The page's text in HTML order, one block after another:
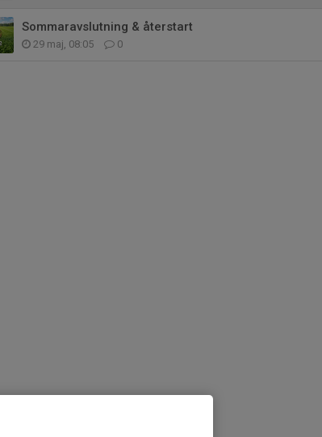
Sommaravslutning & återstart
29 maj, 08:05 0